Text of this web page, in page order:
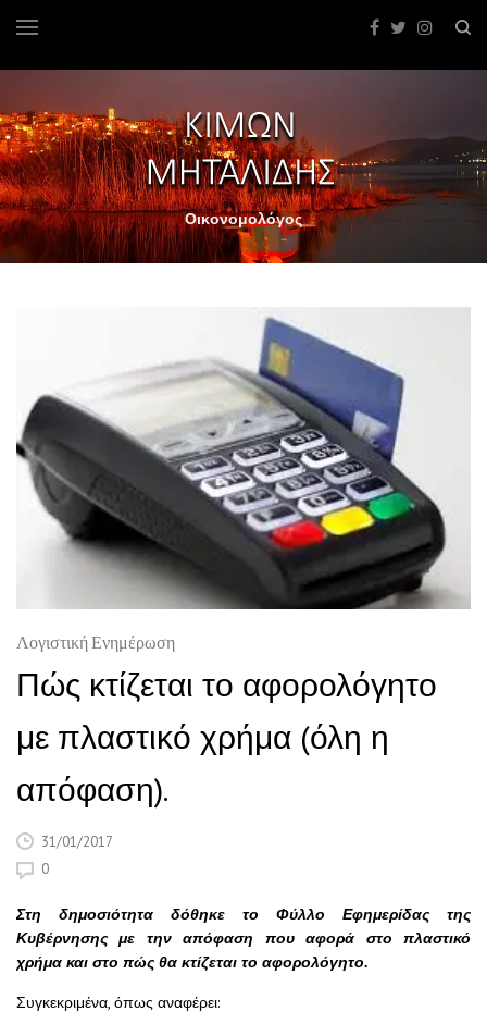
Οικονομολόγος
Λογιστική Ενημέρωση
Πώς κτίζεται το αφορολόγητο
με πλαστικό χρήμα (όλη η
απόφαση).
31/01/2017
0
Στη δημοσιότητα δόθηκε το Φύλλο Εφημερίδας της
Κυβέρνησης με την απόφαση που αφορά στο πλαστικό
χρήμα και στο πώς θα κτίζεται το αφορολόγητο.
Συγκεκριμένα, όπως αναφέρει: